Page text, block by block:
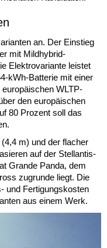
an. Der Einstieg
mit Mildhybrid-
Elektrovariante leistet
kWh-Batterie mit einer
WLTP-
den europäischen
80 Prozent soll das
m) und der flacher
auf der Stellantis-
Grande Panda, dem
zugrunde liegt. Die
und Fertigungskosten
aus einem Werk.